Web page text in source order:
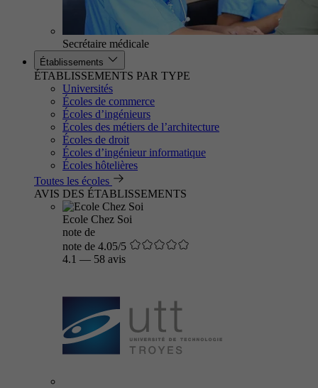
Secrétaire médicale
Établissements
ÉTABLISSEMENTS PAR TYPE
Universités
Écoles de commerce
Écoles d’ingénieurs
Écoles des métiers de l’architecture
Écoles de droit
Écoles d’ingénieur informatique
Écoles hôtelières
Toutes les écoles
AVIS DES ÉTABLISSEMENTS
Ecole Chez Soi
note de
note de 4.05/5
4.1 — 58 avis